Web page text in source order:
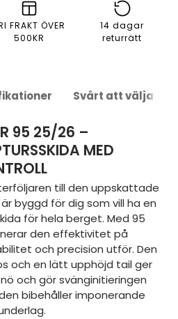
FRAKT ÖVER
500KR
14 dagar
returrätt
Svårt att välja?
95 25/26 –
MED
till den uppskattade
byggd för dig som vill ha en
för hela berget. Med 95
den effektivitet på
och precision utför. Den
och en lätt upphöjd tail ger
och gör svänginitieringen
bibehåller imponerande